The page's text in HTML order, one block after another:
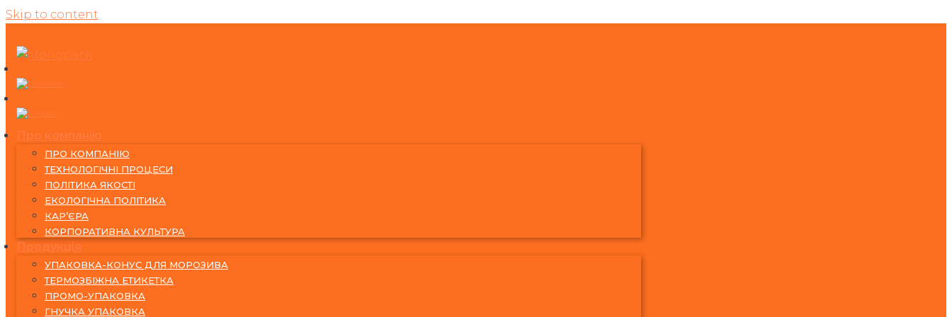
Skip to content
Про компанію
ПРО КОМПАНІЮ
ТЕХНОЛОГІЧНІ ПРОЦЕСИ
ПОЛІТИКА ЯКОСТІ
ЕКОЛОГІЧНА ПОЛІТИКА
КАР’ЄРА
КОРПОРАТИВНА КУЛЬТУРА
Продукція
УПАКОВКА-КОНУС ДЛЯ МОРОЗИВА
ТЕРМОЗБІЖНА ЕТИКЕТКА
ПРОМО-УПАКОВКА
ГНУЧКА УПАКОВКА